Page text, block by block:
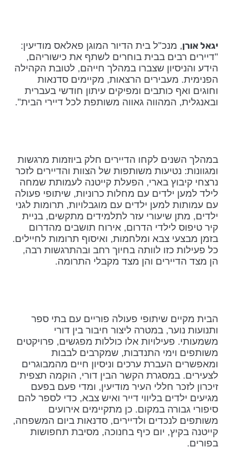
יגאל אורן, מנכ"ל בית הדיור המוגן פאלאס מודיעין:
"דיירים רבים בבית בוחרים לשתף את כישוריהם,
הידע והניסיון שצברו במהלך חייהם, לטובת הקהילה
הפנימית. מעבירים הרצאות, מקיימים סדנאות
וחוגים ואף כותבים ומפיקים עיתון חודשי בעברית
ובאנגלית, המהווה גאווה משותפת לכל דיירי הבית".
במהלך השנים לקחו הדיירים חלק ביוזמות מרגשות
ומגוונות: נטיעות משותפות של הצוות והדיירים לזכר
נרצחי קיבוץ בארי, הפעלת קייטנה לעמותת שמחה
לילד למען ילדים עם מחלות כרוניות, שיתופי פעולה
עם עמותות למען ילדים עם מוגבלויות, תרומות לגני
ילדים, מתן שיעורי עזר לתלמידים מתקשים, בניית
קיר טיפוס לילדי הדרום, אירוח תושבים מהדרום
בזמן מבצעי צבא ומלחמות, ואיסוף תרומות לחיילים.
כל פעילות כזו לוותה בחיוך רחב ובהתרגשות רבה,
הן מצד הדיירים והן מצד מקבלי התרומה.
הבית מקיים שיתופי פעולה פוריים עם בתי ספר
ותנועות נוער, במטרה ליצור חיבור בין דורי
משמעותי. פעילויות אלו כוללות מפגשים, פרויקטים
משותפים וימי התנדבות, שמקרבים לבבות
ומאפשרים העברת ערכים וניסיון חיים מהמבוגרים
לצעירים. במסגרת הקשר הבין דורי, הוקמה תצפית
זיכרון לזכר חללי העיר מודיעין, ומדי פעם בפעם
מגיעים ילדים בליווי דייר ואיש צבא, כדי לספר להם
סיפורי גבורה במקום. כן מתקיימים אירועים
משותפים לנכדים ולדיירים, סדנאות ביום המשפחה,
קייטנה בקיץ, יום כיף בחנוכה, מסיבת תחפושות
בפורים.